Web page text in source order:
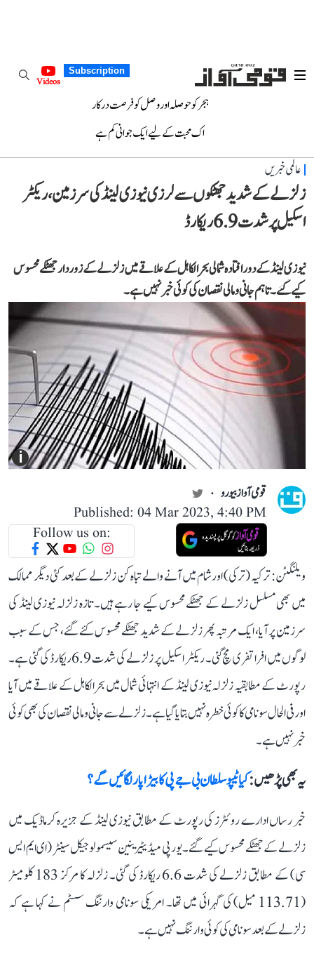
Subscription
Videos
ہجر کو حوصلہ اور وصل کو فرصت درکار
اک محبت کے لیے ایک جوانی کم ہے
عالمی خبریں
زلزلے کے شدید جھٹکوں سے لرزی نیوزی لینڈ کی سرزمین، ریکٹر
اسکیل پر شدت 6.9 ریکارڈ
نیوزی لینڈ کے دور افتادہ شمالی بحر الکاہل کے علاقے میں زلزلے کے زوردار جھٹکے محسوس
کیے گئے۔ تاہم جانی و مالی نقصان کی کوئی خبر نہیں ہے۔
i
قومی آواز بیورو
Published: 04 Mar 2023, 4:40 PM
Follow us on:
ویلنگٹن: ترکیہ (ترکی) اور شام میں آنے والے تباہ کن زلزلے کے بعد کئی دیگر ممالک
میں بھی مسلسل زلزلے کے جھٹکے محسوس کیے جا رہے ہیں۔ تازہ زلزلہ نیوزی لینڈ کی
سرزمین پر آیا، ایک مرتبہ پھر زلزلے کے شدید جھٹکے محسوس کئے گئے، جس کے سبب
لوگوں میں افراتفری مچ گئی۔ ریکٹر اسکیل پر زلزلے کی شدت 6.9 ریکارڈ کی گئی ہے۔
رپورٹ کے مطابقیہ زلزلہ نیوزی لینڈ کے انتہائی شمال میں بحرالکاہل کے علاقے میں آیا
اور فی الحال سونامی کا کوئی خطرہ نہیں بتایا گیا ہے۔ زلزلے سے جانی و مالی نقصان کی بھی کوئی
خبر نہیں ہے۔
یہ بھی پڑھیں :کیا ٹیپو سلطان بی جے پی کا بیڑا پار لگائیں گے؟
خبر رساں ادارے روئٹرز کی رپورٹ کے مطابق نیوزی لینڈ کے جزیرہ کرماڈیک میں
زلزلے کے جھٹکے محسوس کیے گئے۔ یورپی میڈیٹیرینین سیسمولوجیکل سینٹر (ای ایم ایس
سی) کے مطابق زلزلے کی شدت 6.6 ریکارڈ کی گئی۔ زلزلہ کا مرکز 183 کلومیٹر
(113.71 میل) کی گہرائی میں تھا۔ امریکی سونامی وارننگ سسٹم نے کہا ہے کہ
زلزلے کے بعد سونامی کی کوئی وارننگ نہیں ہے۔